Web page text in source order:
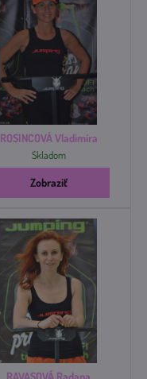
ROSINCOVÁ Vladimíra
Skladom
Zobraziť